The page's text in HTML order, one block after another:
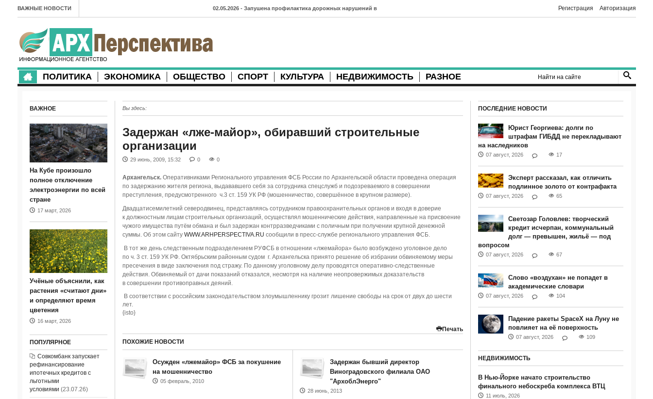
ВАЖНЫЕ НОВОСТИ 02.05.2026 - Запушена профилактика дорожных нарушений в
27.04.2026 - Губернатор Архангельской области контролирует
23.04.2026 - Детский экологический форум усилит
продолжают затруднять движение
20.04.2026 - Итоги хоккейного сезона в Архангельске: яркие
матчи и новые победы
18.04.2026 - Мобильные комплексы фотофиксации Vitronic
появились в Монтгомери
Регистрация Авторизация
ПОЛИТИКА ЭКОНОМИКА ОБЩЕСТВО СПОРТ КУЛЬТУРА НЕДВИЖИМОСТЬ РАЗНОЕ
Вы здесь:
Задержан «лже-майор», обиравший строительные
организации
29 июнь, 2009, 15:32 0 0
Архангельск.Оперативниками Регионального управления ФСБ России по Архангельской области проведена операция
по задержанию жителя региона, выдававшего себя за сотрудника спецслужб и подозреваемого в совершении
преступления, предусмотренного ч.3 ст. 159 УК РФ (мошенничество, совершённое в крупном размере).
Двадцатисемилетний северодвинец, представляясь сотрудником правоохранительных органов и входя в доверие
к должностным лицам строительных организаций, осуществлял мошеннические действия, направленные на присвоение
чужого имущества путём обмана и был задержан контрразведчиками с поличным при получении крупной денежной
суммы. Об этом сайту WWW.ARHPERSPECTIVA.RU сообщили в пресс-службе регионального управления ФСБ.
В тот же день следственным подразделением РУФСБ в отношении «лжемайора» было возбуждено уголовное дело
по ч. 3 ст. 159 УК РФ. Октябрьским районным судом г. Архангельска принято решение об избрании обвиняемому меры
пресечения в виде заключения под стражу. По данному уголовному делу проводятся оперативно-следственные
действия. Обвиняемый от дачи показаний отказался, несмотря на наличие неопровержимых доказательств
в совершении противоправных деяний.
В соответствии с российским законодательством злоумышленнику грозит лишение свободы на срок от двух до шести
лет.
{isto}
Печать
ПОХОЖИЕ НОВОСТИ
Осужден «лжемайор» ФСБ за покушение
на мошенничество
05 февраль, 2010
Задержан бывший директор
Виноградовского филиала ОАО
"АрхоблЭнерго"
28 июнь, 2013
ПОСЛЕДНИЕ НОВОСТИ
Юрист Георгиева: долги по
штрафам ГИБДД не перекладывают
на наследников
07 август, 2026 17
Эксперт рассказал, как отличить
подлинное золото от контрафакта
07 август, 2026 65
Светозар Головлев: творческий
кредит исчерпан, коммунальный
долг — превышен, жильё — под
вопросом
07 август, 2026 67
Слово «воздухан» не попадет в
академические словари
07 август, 2026 104
Падение ракеты SpaceX на Луну не
повлияет на её поверхность
07 август, 2026 109
НЕДВИЖИМОСТЬ
В Нью-Йорке начато строительство
финального небоскреба комплекса ВТЦ
11 июль, 2026
ВАЖНОЕ
На Кубе произошло
полное отключение
электроэнергии по всей
стране
17 март, 2026
Учёные объяснили, как
растения «считают дни»
и определяют время
цветения
16 март, 2026
ПОПУЛЯРНОЕ
Совкомбанк запускает
рефинансирование
ипотечных кредитов с
льготными
условиями (23.07.26)